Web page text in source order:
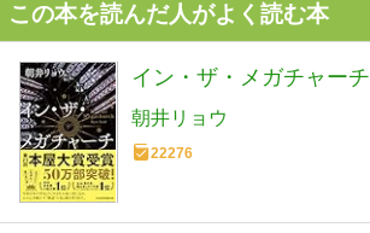
この本を読んだ人がよく読む本
イン・ザ・メガチャーチ
朝井リョウ
22276